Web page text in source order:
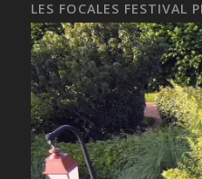
LES FOCALES FESTIVAL